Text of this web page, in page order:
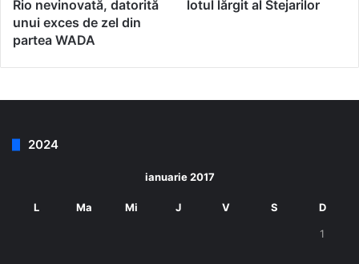
Rio nevinovată, datorită
unui exces de zel din
partea WADA
lotul lărgit al Stejarilor
2024
ianuarie 2017
L Ma Mi J V S D
1